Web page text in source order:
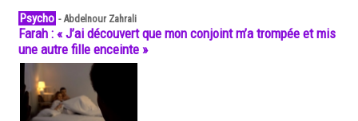
Psycho -Abdelnour Zahrali
Farah : « J’ai découvert que mon conjoint m’a trompée et mis
une autre fille enceinte »